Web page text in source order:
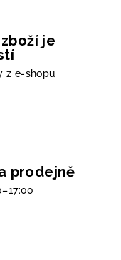
je
z e-shopu
prodejně